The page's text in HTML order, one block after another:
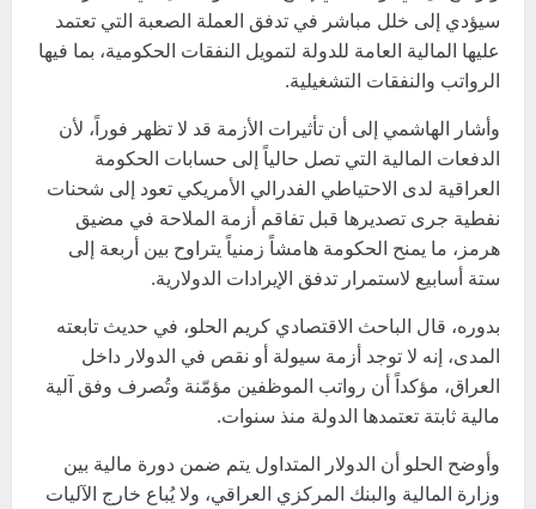
سيؤدي إلى خلل مباشر في تدفق العملة الصعبة التي تعتمد
عليها المالية العامة للدولة لتمويل النفقات الحكومية، بما فيها
الرواتب والنفقات التشغيلية.
وأشار الهاشمي إلى أن تأثيرات الأزمة قد لا تظهر فوراً، لأن
الدفعات المالية التي تصل حالياً إلى حسابات الحكومة
العراقية لدى الاحتياطي الفدرالي الأمريكي تعود إلى شحنات
نفطية جرى تصديرها قبل تفاقم أزمة الملاحة في مضيق
هرمز، ما يمنح الحكومة هامشاً زمنياً يتراوح بين أربعة إلى
ستة أسابيع لاستمرار تدفق الإيرادات الدولارية.
بدوره، قال الباحث الاقتصادي كريم الحلو، في حديث تابعته
المدى، إنه لا توجد أزمة سيولة أو نقص في الدولار داخل
العراق، مؤكداً أن رواتب الموظفين مؤمّنة وتُصرف وفق آلية
مالية ثابتة تعتمدها الدولة منذ سنوات.
وأوضح الحلو أن الدولار المتداول يتم ضمن دورة مالية بين
وزارة المالية والبنك المركزي العراقي، ولا يُباع خارج الآليات